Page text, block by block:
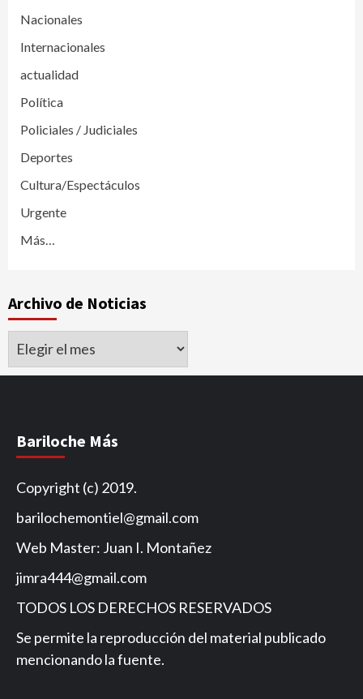
Nacionales
Internacionales
actualidad
Política
Policiales / Judiciales
Deportes
Cultura/Espectáculos
Urgente
Más…
Archivo de Noticias
Archivo
Bariloche Más
Copyright (c) 2019.
barilochemontiel@gmail.com
Web Master: Juan I. Montañez
jimra444@gmail.com
TODOS LOS DERECHOS RESERVADOS
Se permite la reproducción del material publicado
mencionando la fuente.